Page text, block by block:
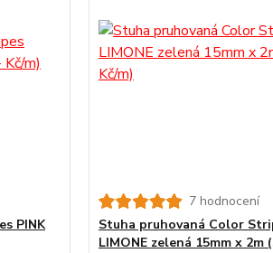
PINK
7 hodnocení
Stuha pruhovaná Color
LIMONE zelená 15mm x 2m